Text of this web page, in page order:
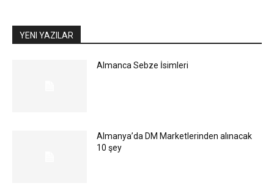
YENI YAZILAR
Almanca Sebze İsimleri
Almanya’da DM Marketlerinden alınacak
10 şey